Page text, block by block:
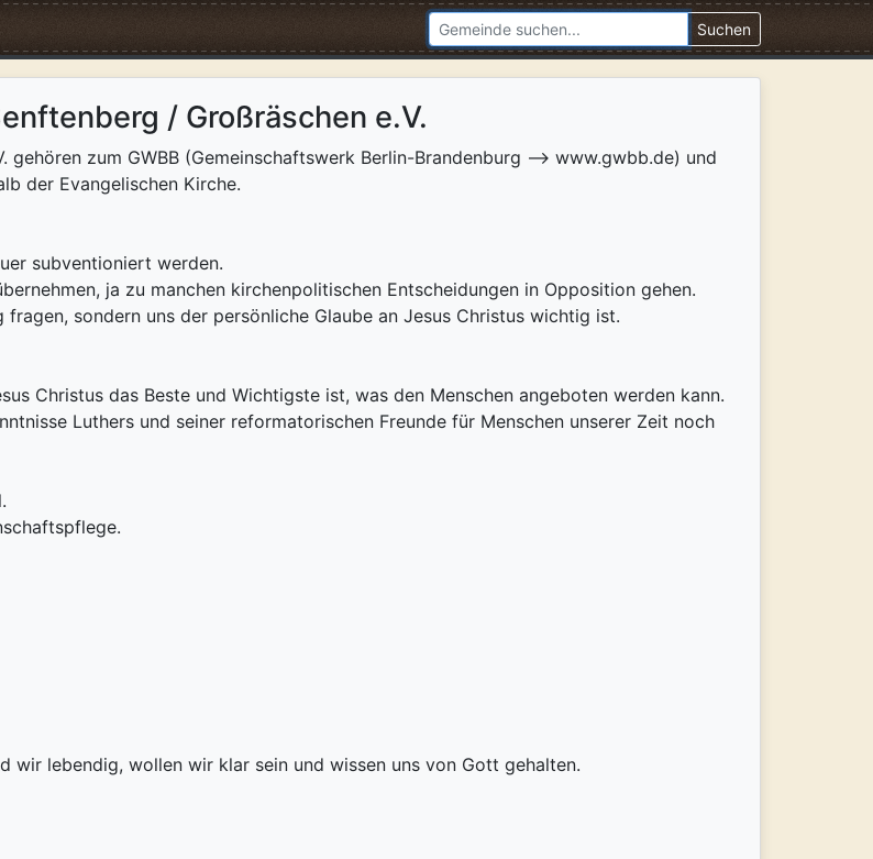
Suchen
/ Großräschen e.V.
zum GWBB (Gemeinschaftswerk Berlin-Brandenburg --> www.gwbb.de) und
der Evangelischen Kirche.
subventioniert werden.
ja zu manchen kirchenpolitischen Entscheidungen in Opposition gehen.
sondern uns der persönliche Glaube an Jesus Christus wichtig ist.
Christus das Beste und Wichtigste ist, was den Menschen angeboten werden kann.
Luthers und seiner reformatorischen Freunde für Menschen unserer Zeit noch
wir lebendig, wollen wir klar sein und wissen uns von Gott gehalten.